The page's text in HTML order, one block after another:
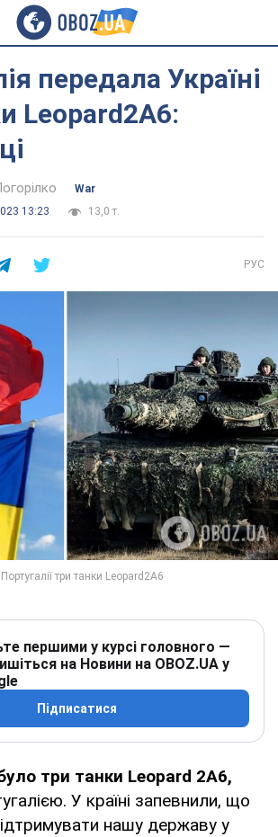
передала Україні
Leopard2A6:
War
13:23
13,0 т.
РУС
першими у курсі головного —
на Новини на OBOZ.UA у
Підписатися
три танки Leopard 2A6,
У країні запевнили, що
нашу державу у